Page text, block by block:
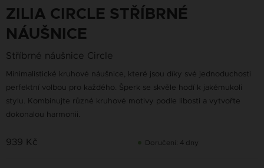
ZILIA CIRCLE STŘÍBRNÉ
NÁUŠNICE
Stříbrné náušnice Circle
Minimalistické kruhové náušnice, které jsou díky své jednoduchosti
perfektní volbou pro každého. Šperk se skvěle hodí k jakémukoli
stylu. Kombinujte různé kruhové motivy podle libosti a vytvořte
dokonalou harmonii.
939 Kč Doručení: 4 dny